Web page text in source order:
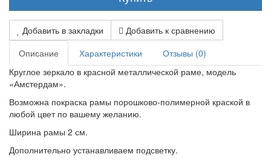
Добавить в закладки
Добавить к сравнению
Описание
Характеристики
Отзывы (0)
Круглое зеркало в красной металлической раме, модель
«Амстердам».
Возможна покраска рамы порошково-полимерной краской в
любой цвет по вашему желанию.
Ширина рамы 2 см.
Дополнительно устанавливаем подсветку.